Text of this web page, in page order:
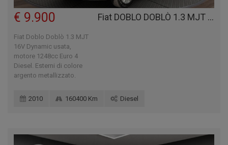
Fiat DOBLO DOBLÒ 1.3 MJT 16V DYNAMIC
€ 9.900
Fiat Doblo Doblò 1.3 MJT
16V Dynamic usata,
motore 1248cc Euro 4
Diesel. Esterni di colore
argento metallizzato.
2010 160400 Km Diesel